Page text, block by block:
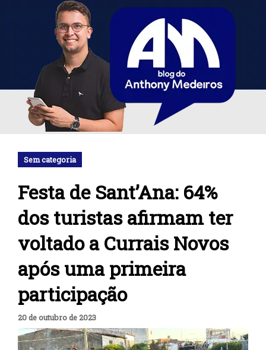
Sem categoria
Festa de Sant’Ana: 64%
dos turistas afirmam ter
voltado a Currais Novos
após uma primeira
participação
20 de outubro de 2023